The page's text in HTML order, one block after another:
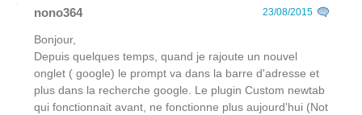
nono364 23/08/2015
Bonjour,
Depuis quelques temps, quand je rajoute un nouvel
onglet ( google) le prompt va dans la barre d'adresse et
plus dans la recherche google. Le plugin Custom newtab
qui fonctionnait avant, ne fonctionne plus aujourd'hui (Not